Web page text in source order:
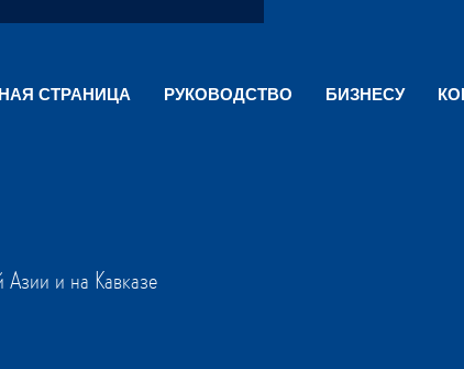
СТРАНИЦА РУКОВОДСТВО БИЗНЕСУ
и на Кавказе